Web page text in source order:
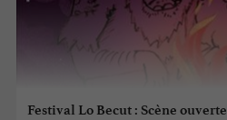
Festival Lo Becut : Scène ouverte